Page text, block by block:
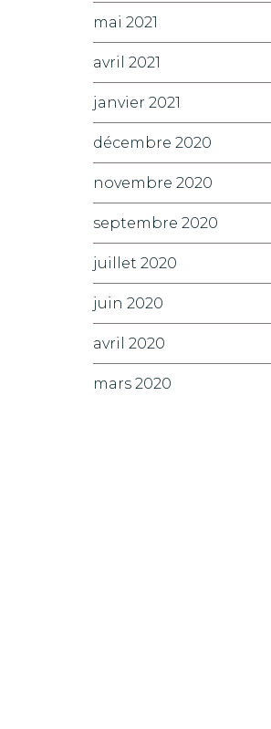
mai 2021
avril 2021
janvier 2021
décembre 2020
novembre 2020
septembre 2020
juillet 2020
juin 2020
avril 2020
mars 2020